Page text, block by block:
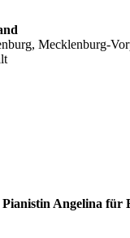
Mecklenburg-
Pianistin Angelina für